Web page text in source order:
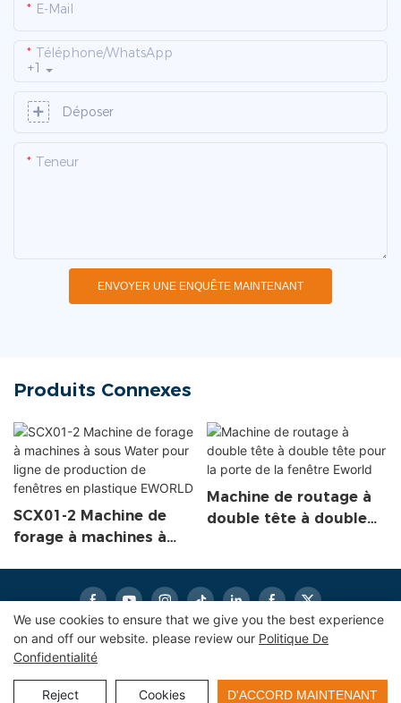
E-Mail
+1
Téléphone/WhatsApp
Déposer
Teneur
ENVOYER UNE ENQUÊTE MAINTENANT
Produits Connexes
SCX01-2 Machine de
forage à machines à
fenêtres en plastique
EWORLD
Machine de routage à
double tête à double
Copyright © 2026
politique de confidentialité
We use cookies to ensure that we give you the best experience
on and off our website. please review our Politique De
Confidentialité
Reject Cookies D'ACCORD MAINTENANT